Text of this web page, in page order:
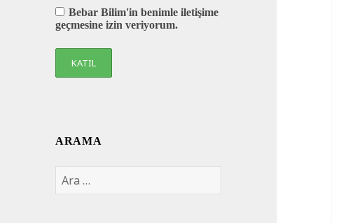
Bebar Bilim'in benimle iletişime
geçmesine izin veriyorum.
ARAMA
Arama: